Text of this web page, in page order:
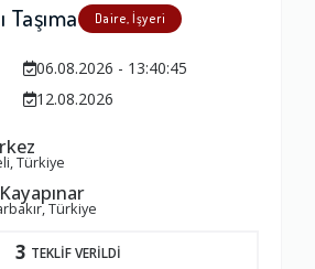
Daire, İşyeri
06.08.2026 - 13:40:45
12.08.2026
Türkiye
Türkiye
3 TEKLİF VERİLDİ